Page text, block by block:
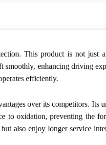
This product is not just
enhancing driving
efficiently.
over its competitors. Its
to oxidation, preventing the
also enjoy longer service